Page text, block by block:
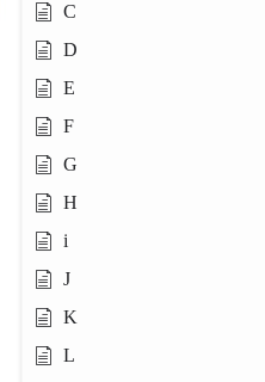
C
D
E
F
G
H
i
J
K
L